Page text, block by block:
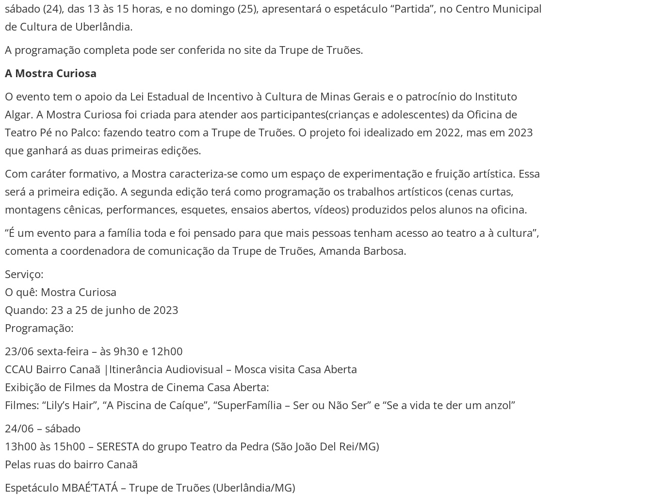
sábado (24), das 13 às 15 horas, e no domingo (25), apresentará o espetáculo “Partida”, no Centro Municipal
de Cultura de Uberlândia.
A programação completa pode ser conferida no site da Trupe de Truões.
A Mostra Curiosa
O evento tem o apoio da Lei Estadual de Incentivo à Cultura de Minas Gerais e o patrocínio do Instituto
Algar. A Mostra Curiosa foi criada para atender aos participantes(crianças e adolescentes) da Oficina de
Teatro Pé no Palco: fazendo teatro com a Trupe de Truões. O projeto foi idealizado em 2022, mas em 2023
que ganhará as duas primeiras edições.
Com caráter formativo, a Mostra caracteriza-se como um espaço de experimentação e fruição artística. Essa
será a primeira edição. A segunda edição terá como programação os trabalhos artísticos (cenas curtas,
montagens cênicas, performances, esquetes, ensaios abertos, vídeos) produzidos pelos alunos na oficina.
“É um evento para a família toda e foi pensado para que mais pessoas tenham acesso ao teatro a à cultura”,
comenta a coordenadora de comunicação da Trupe de Truões, Amanda Barbosa.
Serviço:
O quê: Mostra Curiosa
Quando: 23 a 25 de junho de 2023
Programação:
23/06 sexta-feira – às 9h30 e 12h00
CCAU Bairro Canaã |Itinerância Audiovisual – Mosca visita Casa Aberta
Exibição de Filmes da Mostra de Cinema Casa Aberta:
Filmes: “Lily’s Hair”, “A Piscina de Caíque”, “SuperFamília – Ser ou Não Ser” e “Se a vida te der um anzol”
24/06 – sábado
13h00 às 15h00 – SERESTA do grupo Teatro da Pedra (São João Del Rei/MG)
Pelas ruas do bairro Canaã
Espetáculo MBAÉ’TATÁ – Trupe de Truões (Uberlândia/MG)